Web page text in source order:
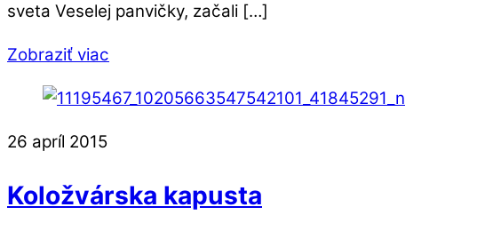
sveta Veselej panvičky, začali […]
Zobraziť viac
26 apríl 2015
Koložvárska kapusta